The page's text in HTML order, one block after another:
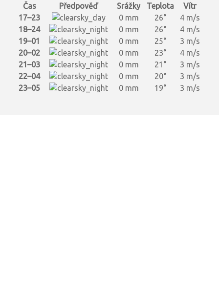
Čas Předpověď Srážky Teplota
Vítr
17–23
0 mm 26°
4 m/s
18–24
0 mm 26°
4 m/s
19–01
0 mm 25°
3 m/s
20–02
0 mm 23°
4 m/s
21–03
0 mm 21°
3 m/s
22–04
0 mm 20°
3 m/s
23–05
0 mm 19° 3 m/s